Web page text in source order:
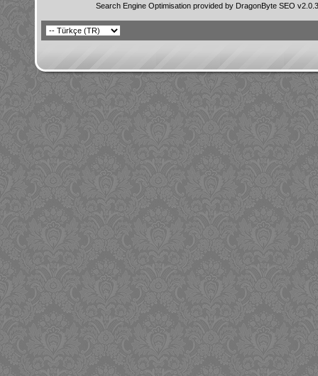
Search Engine Optimisation provided by DragonByte SEO